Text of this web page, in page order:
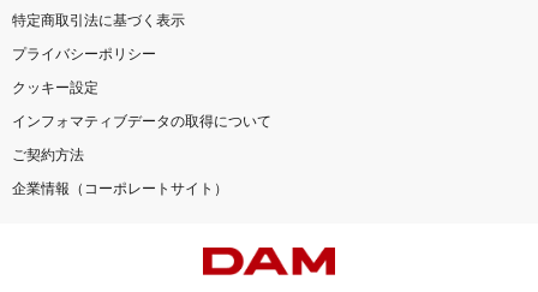
特定商取引法に基づく表示
プライバシーポリシー
クッキー設定
インフォマティブデータの取得について
ご契約方法
企業情報（コーポレートサイト）